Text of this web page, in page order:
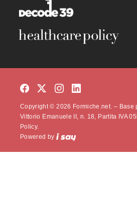
Copyright © 2026 Formiche.net. – Base
Vittorio Emanuele II, n. 18, Partita IVA
Policy.
Powered by